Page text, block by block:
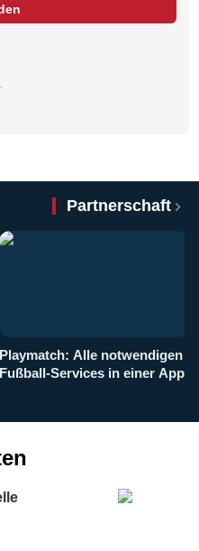
Partnerschaft
Playmatch: Alle notwendigen
Fußball-Services in einer App